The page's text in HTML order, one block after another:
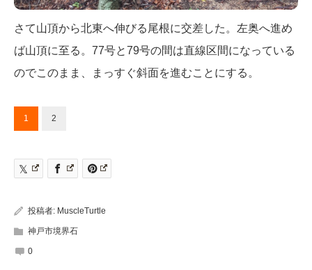
さて山頂から北東へ伸びる尾根に交差した。左奥へ進め
ば山頂に至る。77号と79号の間は直線区間になっている
のでこのまま、まっすぐ斜面を進むことにする。
1 2
投稿者: MuscleTurtle
神戸市境界石
0